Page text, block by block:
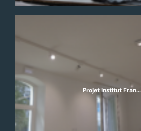
Projet Institut Fran...